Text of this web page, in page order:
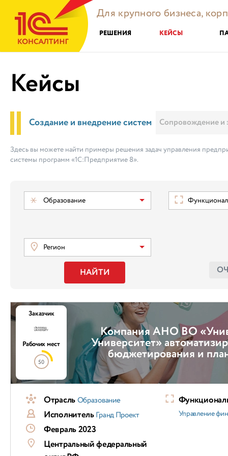
Для крупного бизнеса,
РЕШЕНИЯ КЕЙСЫ
Кейсы
Создание и внедрение систем Сопровождение и
Здесь вы можете найти примеры решения задач управления
системы программ «1С:Предприятие 8».
Образование
Регион
НАЙТИ
Компания АНО ВО
Университет»
бюджетирования и
Заказчик
Рабочих мест
50
ОтрасльОбразование
ИсполнительГранд Проект
Февраль 2023
Центральный федеральный
Управление